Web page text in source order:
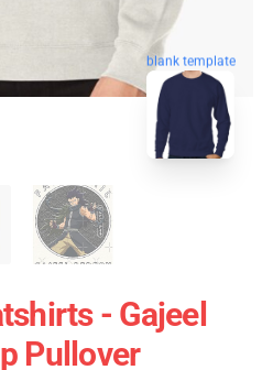
blank template
- Gajeel
Pullover